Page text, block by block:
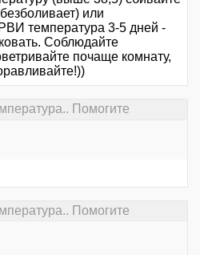
или
температура 3-5 дней -
Соблюдайте
почаще комнату,
Помогите
Помогите